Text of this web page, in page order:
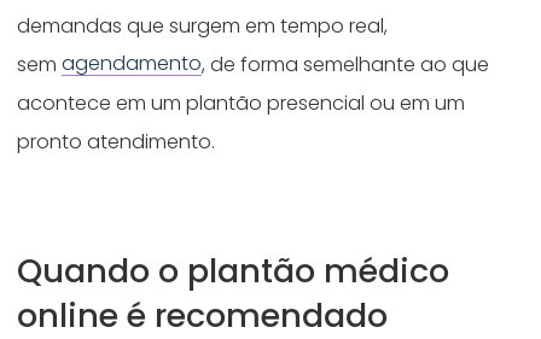
demandas que surgem em tempo real,
semagendamento, de forma semelhante ao que
acontece em um plantão presencial ou em um
pronto atendimento.
Quando o plantão médico
online é recomendado